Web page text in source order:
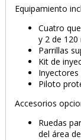
Equipamiento
Cuatro
y 2 de 120
Parrillas
Kit de
Inyectores
Piloto
Accesorios
Ruedas
del área